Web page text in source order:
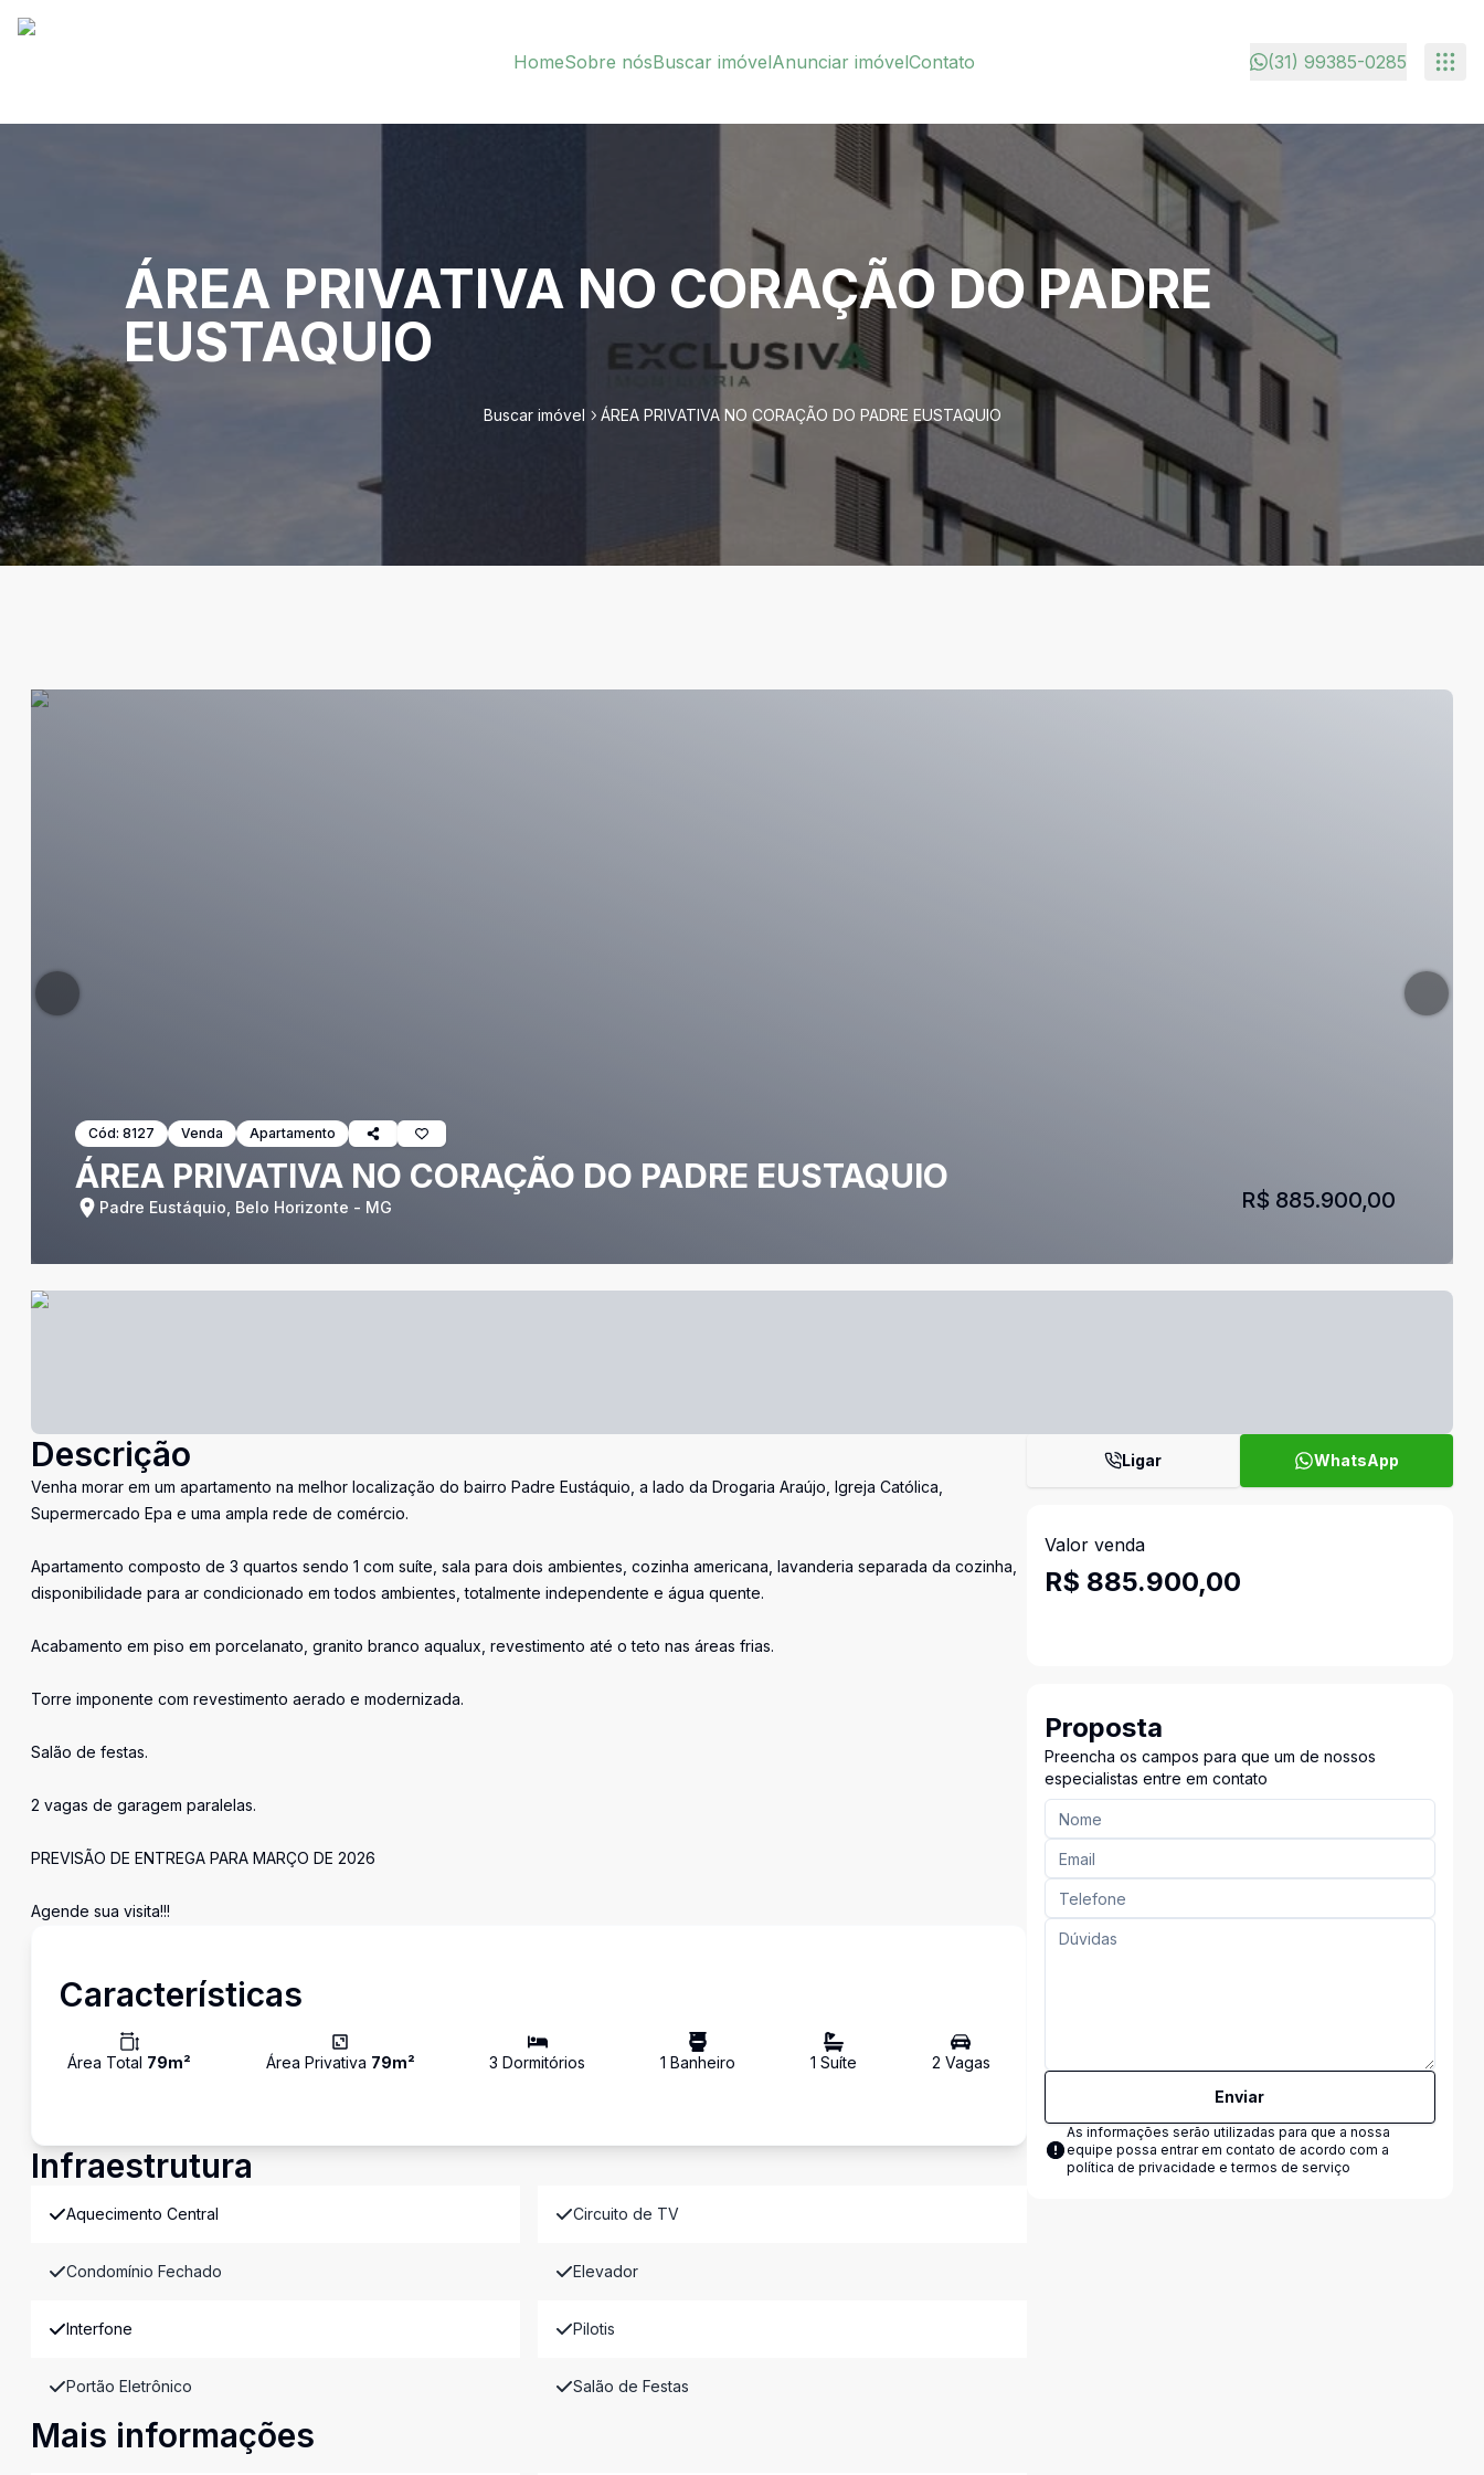
HomeSobre nósBuscar imóvelAnunciar imóvelContato (31) 99385-0285
ÁREA PRIVATIVA NO CORAÇÃO DO PADRE
EUSTAQUIO
Buscar imóvel ÁREA PRIVATIVA NO CORAÇÃO DO PADRE EUSTAQUIO
Cód: 8127 Venda Apartamento
ÁREA PRIVATIVA NO CORAÇÃO DO PADRE EUSTAQUIO
Padre Eustáquio, Belo Horizonte - MG R$ 885.900,00
Descrição
Venha morar em um apartamento na melhor localização do bairro Padre Eustáquio, a lado da Drogaria Araújo, Igreja Católica,
Supermercado Epa e uma ampla rede de comércio.
Apartamento composto de 3 quartos sendo 1 com suíte, sala para dois ambientes, cozinha americana, lavanderia separada da cozinha,
disponibilidade para ar condicionado em todos ambientes, totalmente independente e água quente.
Acabamento em piso em porcelanato, granito branco aqualux, revestimento até o teto nas áreas frias.
Torre imponente com revestimento aerado e modernizada.
Salão de festas.
2 vagas de garagem paralelas.
PREVISÃO DE ENTREGA PARA MARÇO DE 2026
Agende sua visita!!!
Características
Área Total 79m² Área Privativa 79m² 3 Dormitórios 1 Banheiro 1 Suíte 2 Vagas
Infraestrutura
Aquecimento Central Circuito de TV
Condomínio Fechado Elevador
Interfone Pilotis
Portão Eletrônico Salão de Festas
Mais informações
Ligar WhatsApp
Valor venda
R$ 885.900,00
Proposta
Preencha os campos para que um de nossos
especialistas entre em contato
Enviar
As informações serão utilizadas para que a nossa
equipe possa entrar em contato de acordo com a
política de privacidade e termos de serviço